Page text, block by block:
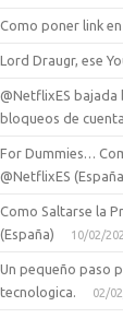
Como poner link
Lord Draugr, ese
@NetflixES bajada
bloqueos de
For Dummies…
@NetflixES
Como Saltarse la
(España)
10/02/
Un pequeño paso
tecnologica.
02/